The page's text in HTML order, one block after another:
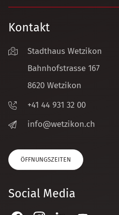
Kontakt
Stadthaus Wetzikon
Bahnhofstrasse 167
8620 Wetzikon
+41 44 931 32 00
nf
w tz k n ch
ÖFFNUNGSZEITEN
Social Media